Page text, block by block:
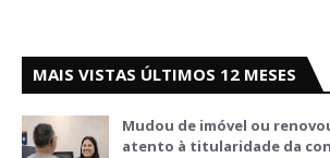
MAIS VISTAS ÚLTIMOS 12 MESES
Mudou de imóvel ou
atento à titularidade da